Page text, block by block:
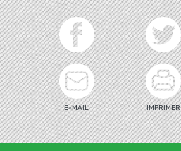
E-MAIL IMPRIMER